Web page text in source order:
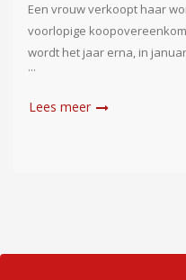
Een vrouw verkoopt haar
voorlopige
wordt het jaar erna, in
koopsom in januari in drie
inkomstenbelasting
Read more